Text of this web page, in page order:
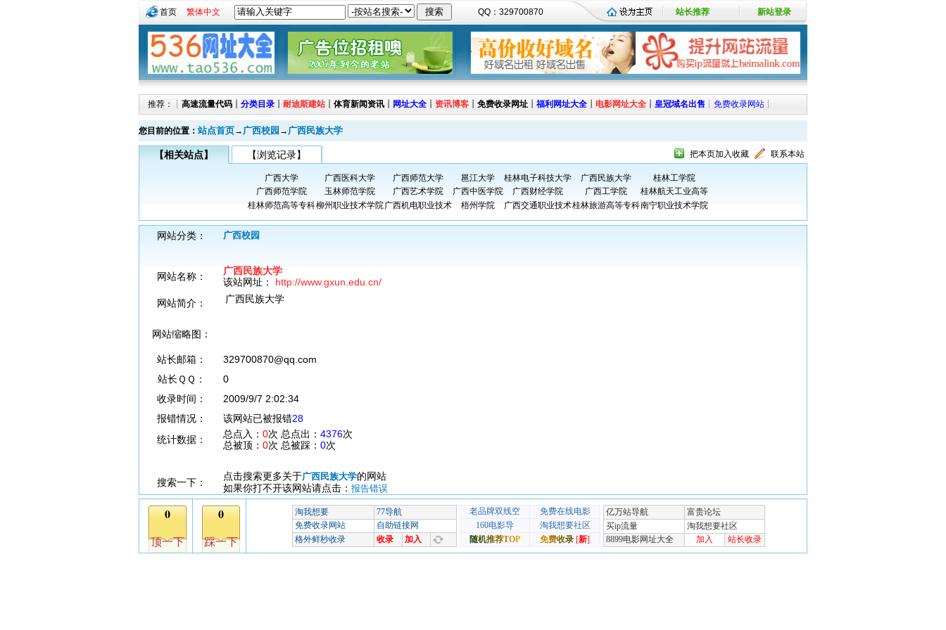
首页 繁体中文 QQ：329700870 站长推荐 新站登录
推荐：┊ 高速流量代码 ┊ 分类目录 ┊ 耐迪斯建站 ┊ 体育新闻资讯 ┊ 网址大全 ┊ 资讯博客 ┊ 免费收录网址 ┊ 福利网址大全 ┊ 电影网址大全 ┊ 皇冠域名出售 ┊ 免费收录网站 ┊
您目前的位置： 站点首页→ 广西校园 → 广西民族大学
【相关站点】 【浏览记录】 把本页加入收藏 联系本站
广西大学 广西医科大学 广西师范大学 邕江大学 桂林电子科技大学 广西民族大学
桂林工学院
广西师范学院
玉林师范学院 广西艺术学院 广西中医学院 广西财经学院 广西工学院
桂林航天工业高等
桂林师范高等专科柳州职业技术学院广西机电职业技术 梧州学院 广西交通职业技术桂林旅游高等专科南宁职业技术学院
网站分类： 广西校园
网站名称：
广西民族大学
该站网址： http://www.gxun.edu.cn/
网站简介：
广西民族大学
网站缩略图：
站长邮箱：
329700870@qq.com
站长ＱＱ：
0
收录时间：
2009/9/7 2:02:34
报错情况：
该网站已被报错28
统计数据：
总点入： 0次 总点出： 4376次
总被顶： 0次 总被踩： 0次
搜索一下：
点击搜索更多关于广西民族大学的网站
如果你打不开该网站请点击： 报告错误